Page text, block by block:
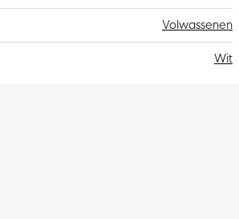
Volwassenen
Wit